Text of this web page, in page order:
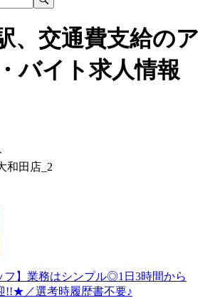
、交通費支給のア
バイト求人情報
和田店_2
フ】業務はシンプル◎1日3時間から
／選考時履歴書不要♪